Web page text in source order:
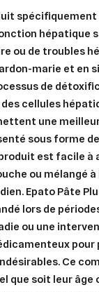
hépatique
ou de troubles
marie et en
de
cellules
une
sous forme
est facile à
ou mélangé
Epato Pâte
lors de
ou une
pour
Ce
que soit leur âge
Ajouter
Créer
Nom de la
Vous